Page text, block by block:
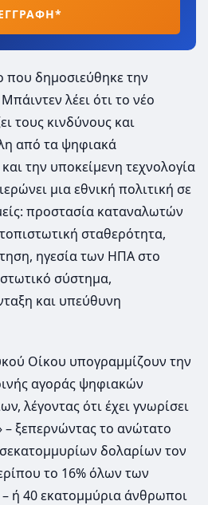
που δημοσιεύθηκε την
λέει ότι το νέο
τους κινδύνους και
από τα ψηφιακά
την υποκείμενη τεχνολογία
μια εθνική πολιτική σε
προστασία καταναλωτών
σταθερότητα,
ηγεσία των ΗΠΑ στο
σύστημα,
και υπεύθυνη
Οίκου υπογραμμίζουν την
αγοράς ψηφιακών
λέγοντας ότι έχει γνωρίσει
– ξεπερνώντας το ανώτατο
δολαρίων τον
το 16% όλων των
ή 40 εκατομμύρια άνθρωποι